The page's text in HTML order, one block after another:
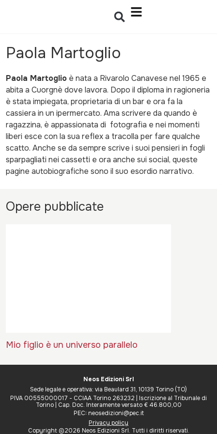
Paola Martoglio
Paola Martoglio è nata a Rivarolo Canavese nel 1965 e
abita a Cuorgnè dove lavora. Dopo il diploma in ragioneria
è stata impiegata, proprietaria di un bar e ora fa la
cassiera in un ipermercato. Ama scrivere da quando è
ragazzina, è appassionata di fotografia e nei momenti
liberi esce con la sua reflex a tracolla per fare qualche
scatto. Anche se da sempre scrive i suoi pensieri in fogli
sparpagliati nei cassetti e ora anche sui social, queste
pagine autobiografiche sono il suo esordio narrativo.
Opere pubblicate
Mio figlio è un universo parallelo
Neos Edizioni Srl
Sede legale e operativa: via Beaulard 31, 10139 Torino (TO)
PIVA 00555000017 - CCIAA Torino 263232 | Iscrizione al Tribunale di
Torino | Cap. Doc. Interamente versato € 46.800,00
PEC: neosedizioni@pec.it
Privacy policy
Copyright ©2026 Neos Edizioni Srl. Tutti i diritti riservati.